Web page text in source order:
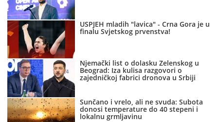
USPJEH mladih "lavica" - Crna Gora je u
finalu Svjetskog prvenstva!
Njemački list o dolasku Zelenskog u
Beograd: Iza kulisa razgovori o
zajedničkoj fabrici dronova u Srbiji
Sunčano i vrelo, ali ne svuda: Subota
donosi temperature do 40 stepeni i
lokalnu grmljavinu